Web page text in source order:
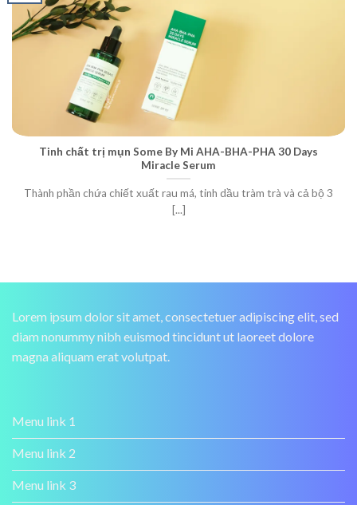
Tinh chất trị mụn Some By Mi AHA-BHA-PHA 30 Days
Miracle Serum
Thành phần chứa chiết xuất rau má, tinh dầu tràm trà và cả bộ 3
[...]
Lorem ipsum dolor sit amet, consectetuer adipiscing elit, sed
diam nonummy nibh euismod tincidunt ut laoreet dolore
magna aliquam erat volutpat.
Menu link 1
Menu link 2
Menu link 3